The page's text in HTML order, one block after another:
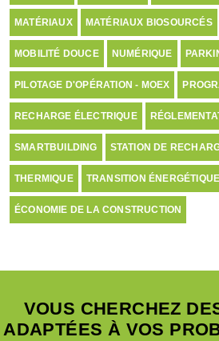
MATÉRIAUX MATÉRIAUX BIOSOURCÉS
MOBILITÉ DOUCE NUMÉRIQUE
PILOTAGE D'OPÉRATION - MOEX
RECHARGE ÉLECTRIQUE
SMARTBUILDING STATION DE
THERMIQUE TRANSITION ÉNERGÉTIQUE
ÉCONOMIE DE LA CONSTRUCTION
VOUS CHERCHEZ
ADAPTÉES À VOS